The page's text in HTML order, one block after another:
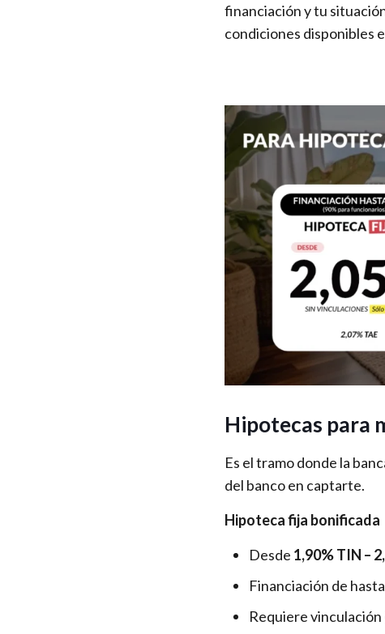
financiación y tu
condiciones disponibles
Hipotecas para
Es el tramo donde la
del banco en captarte.
Hipoteca fija bonificada
Desde 1,90% TIN –
Financiación de
Requiere